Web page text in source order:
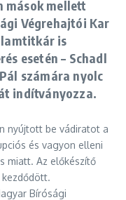
mások mellett
Végrehajtói Kar
is
esetén – Schadl
számára nyolc
indítványozza.
nyújtott be vádiratot a
és vagyon elleni
miatt. Az előkészítő
Bírósági